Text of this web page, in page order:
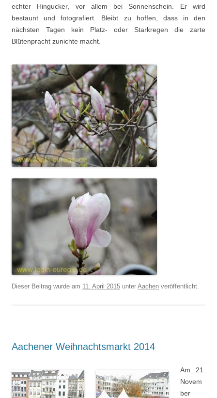
echter Hingucker, vor allem bei Sonnenschein. Er wird
bestaunt und fotografiert. Bleibt zu hoffen, dass in den
nächsten Tagen kein Platz- oder Starkregen die zarte
Blütenpracht zunichte macht.
Dieser Beitrag wurde am 11. April 2015 unter Aachen veröffentlicht.
Aachener Weihnachtsmarkt 2014
Am 21.
Novem
ber